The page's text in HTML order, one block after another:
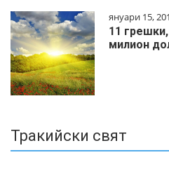
януари 15,
11
милиoн
Тракийски свят